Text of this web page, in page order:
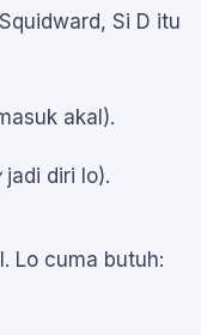
Si D itu
akal).
jadi diri lo).
Lo cuma butuh: